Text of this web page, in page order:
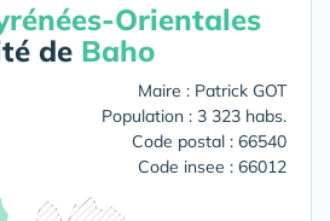
Orientales
de Baho
Maire : Patrick GOT
Population : 3 323 habs.
Code postal : 66540
Code insee : 66012